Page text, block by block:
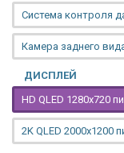
Система контроля
Камера заднего
ДИСПЛЕЙ
HD QLED 1280x720
2K QLED 2000х1200